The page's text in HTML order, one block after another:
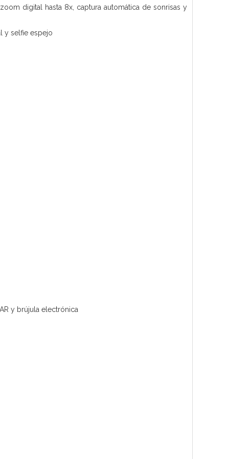
digital hasta 8x, captura automática de sonrisas y
y selfie espejo
y brújula electrónica